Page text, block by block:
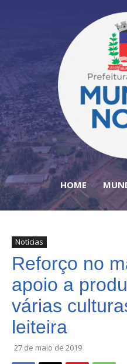
HOME
Notícias
Reforço no
apoio a
várias
leiteira
27 de maio de 2019